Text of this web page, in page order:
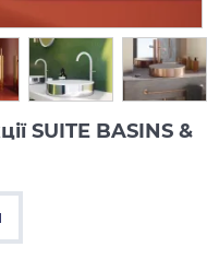
SUITE BASINS &